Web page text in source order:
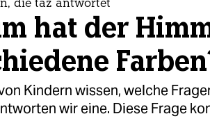
die taz antwortet
hat der
Kindern wissen, welche
wir eine. Diese Frage